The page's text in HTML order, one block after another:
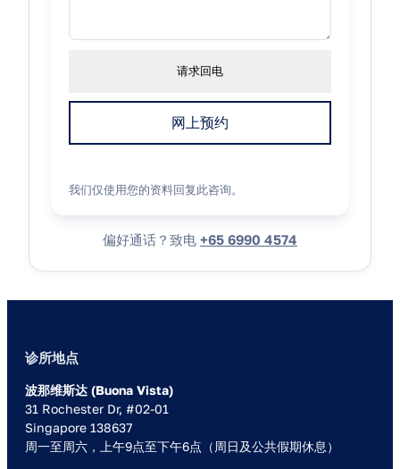
请求回电
网上预约
我们仅使用您的资料回复此咨询。
偏好通话？致电 +65 6990 4574
诊所地点
波那维斯达 (Buona Vista)
31 Rochester Dr, #02-01
Singapore 138637
周一至周六，上午9点至下午6点（周日及公共假期休息）